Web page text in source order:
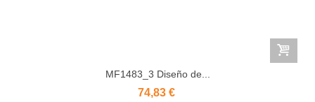
MF1483_3 Diseño de...
74,83 €